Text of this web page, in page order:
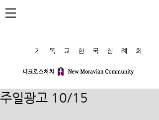
​기 독 교 한 국 침 례 회
주일광고 10/15